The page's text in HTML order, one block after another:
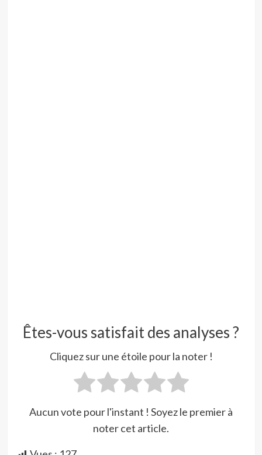
Êtes-vous satisfait des analyses ?
Cliquez sur une étoile pour la noter !
Aucun vote pour l'instant ! Soyez le premier à
noter cet article.